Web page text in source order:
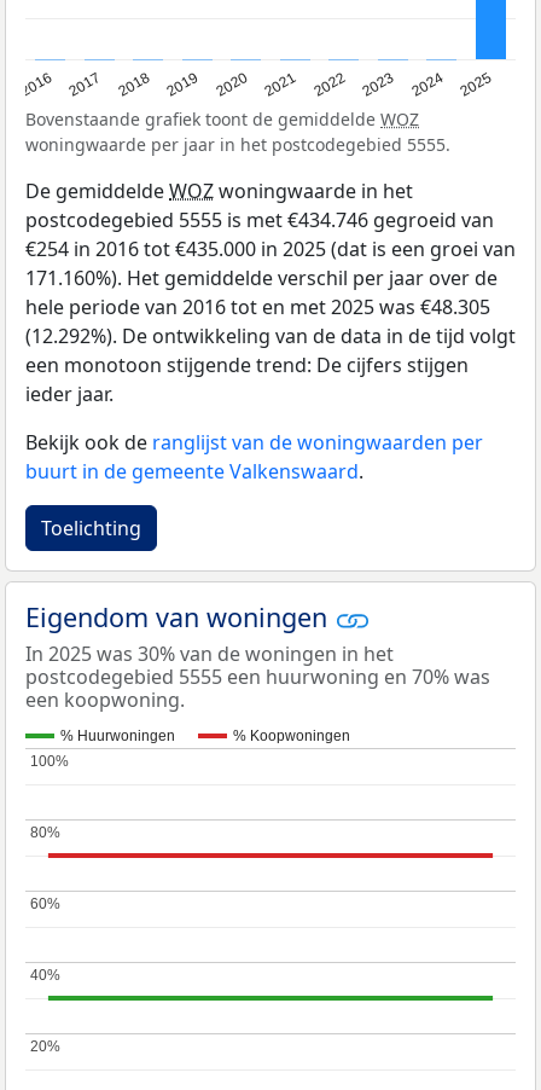
2016 2017 2018 2019 2020 2021 2022 2023 2024 2025
Bovenstaande grafiek toont de gemiddelde WOZ
woningwaarde per jaar in het postcodegebied 5555.
De gemiddeldeWOZwoningwaarde in het
postcodegebied 5555 is met €434.746 gegroeid van
€254 in 2016 tot €435.000 in 2025 (dat is een groei van
171.160%). Het gemiddelde verschil per jaar over de
hele periode van 2016 tot en met 2025 was €48.305
(12.292%). De ontwikkeling van de data in de tijd volgt
een monotoon stijgende trend: De cijfers stijgen
ieder jaar.
Bekijk ook de ranglijst van de woningwaarden per
buurt in de gemeente Valkenswaard.
Toelichting
Eigendom van woningen
In 2025 was 30% van de woningen in het
postcodegebied 5555 een huurwoning en 70% was
een koopwoning.
% Huurwoningen % Koopwoningen
20%
20%
40%
40%
60%
60%
80%
80%
100%
100%